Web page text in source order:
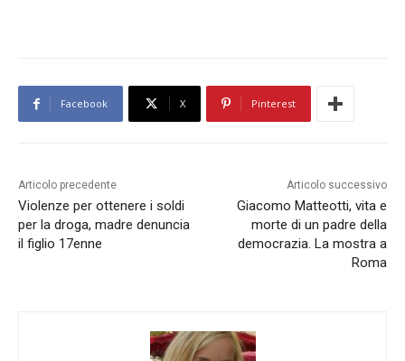
Facebook X Pinterest
Articolo precedente
Violenze per ottenere i soldi
per la droga, madre denuncia
il figlio 17enne
Articolo successivo
Giacomo Matteotti, vita e
morte di un padre della
democrazia. La mostra a
Roma